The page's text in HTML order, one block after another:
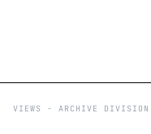
VIEWS - ARCHIVE DIVISION